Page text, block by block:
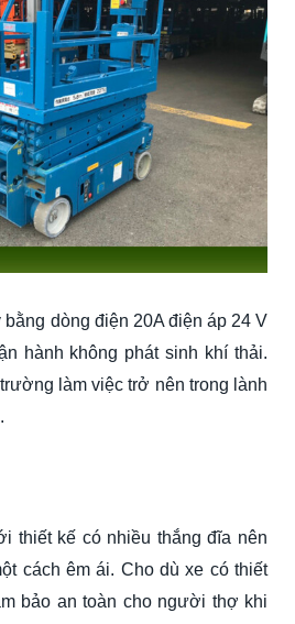
dòng điện 20A điện áp 24 V
hành không phát sinh khí thải.
làm việc trở nên trong lành
thiết kế có nhiều thắng đĩa nên
cách êm ái. Cho dù xe có thiết
bảo an toàn cho người thợ khi